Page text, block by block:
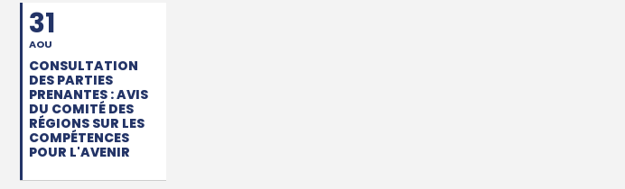
31
AOU
CONSULTATION
DES PARTIES
PRENANTES : AVIS
DU COMITÉ DES
RÉGIONS SUR LES
COMPÉTENCES
POUR L'AVENIR